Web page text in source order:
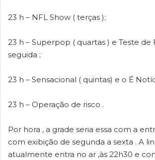
23 h – NFL Show ( terças );
23 h – Superpop ( quartas ) e Teste de
seguida ;
23 h – Sensacional ( quintas) e o É
23 h – Operação de risco .
Por hora , a grade seria essa com a
com exibição de segunda a sexta . A
atualmente entra no ar ,às 22h30 e